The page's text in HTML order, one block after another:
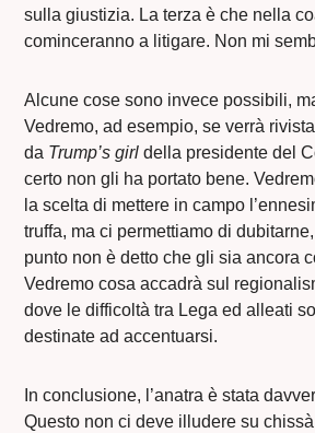
sulla giustizia. La terza è che nella
cominceranno a litigare. Non mi
Alcune cose sono invece possibili,
Vedremo, ad esempio, se verrà
da Trump’s girl della presidente del
certo non gli ha portato bene.
la scelta di mettere in campo
truffa, ma ci permettiamo di
punto non è detto che gli sia ancora
Vedremo cosa accadrà sul
dove le difficoltà tra Lega ed alleati
destinate ad accentuarsi.
In conclusione, l’anatra è stata
Questo non ci deve illudere su